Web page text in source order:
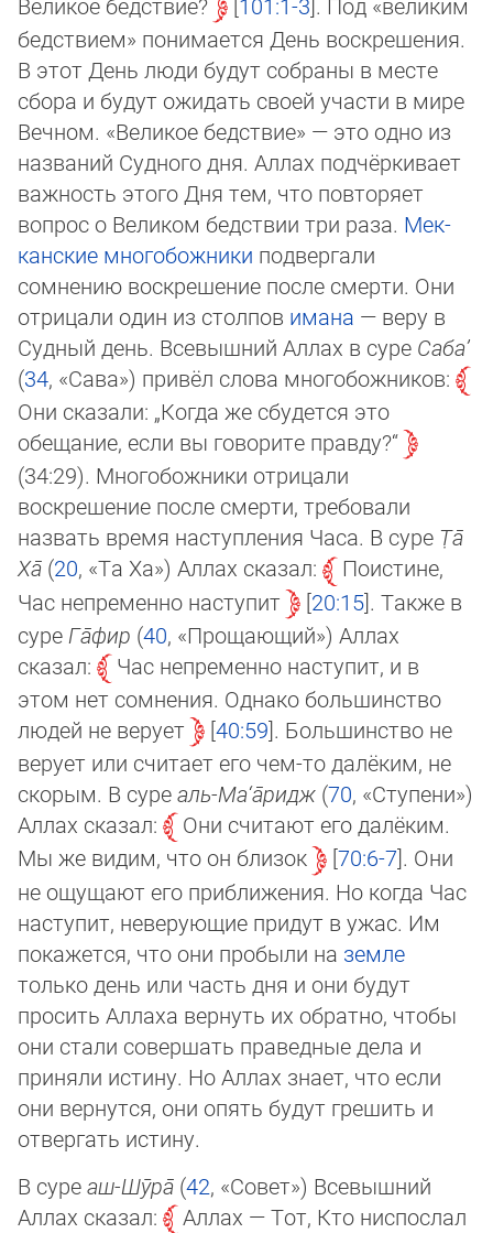
бедствием» понимается День воскре­ше­ния.
В этот День люди будут собраны в месте
сбора и будут ожидать своей участи в мире
Веч­ном. «Великое бедствие» — это одно из
названий Судного дня. Аллах под­чёр­кива­ет
важность этого Дня тем, что повторяет
вопрос о Великом бедствии три раза. Мек­
кан­ские многобожники подвергали
сомнению воскрешение после смер­ти. Они
отрицали один из столпов имана — веру в
Судный день. Всевышний Аллах в суре Са­ба’
(34, «Са­ва») привёл слова многобожников:
Они сказали: „Когда же сбудется это
обещание, если вы говорите правду?“
(34:29). Многобожники отрицали
воскрешение после смер­ти, требовали
назвать время наступления Часа. В суре Т̣а̄
Ха̄ (20, «Та Ха») Аллах ска­зал:
Поистине,
Час непременно нас­ту­пит
20:15 . Также в
суре Га̄­фир (40, «Про­щаю­щий») Аллах
сказал:
Час непременно наступит, и в
этом нет сомнения. Однако большинство
людей не веру­ет
40:59 . Большинство не
верует или считает его чем-то далёким, не
скорым. В суреаль-Ма­‘а̄­ридж (70, «Сту­пе­ни»)
Аллах сказал:
Они считают его далёким.
Мы же видим, что он бли­зок
70:6-7 . Они
не ощущают его приближения. Но когда Час
наступит, неве­рую­щие придут в ужас. Им
покажется, что они пробыли на земле
только день или часть дня и они будут
просить Аллаха вернуть их обратно, что­бы
они стали совершать праведные дела и
приняли истину. Но Аллах знает, что ес­ли
они вернутся, они опять будут грешить и
отвергать истину.
В суреаш-Шӯ­ра̄ (42, «Со­вет») Всевышний
Аллах сказал:
Аллах — Тот, Кто ниспослал